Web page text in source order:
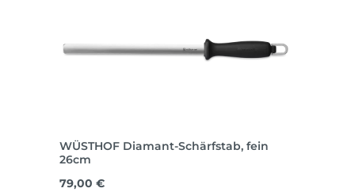
WÜSTHOF Diamant-Schärfstab, fein
26cm
Regulärer Preis:
79,00 €